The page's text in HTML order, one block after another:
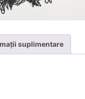
suplimentare